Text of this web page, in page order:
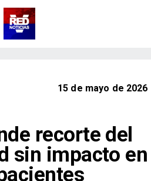
15 de mayo de 2026
recorte del
sin impacto en